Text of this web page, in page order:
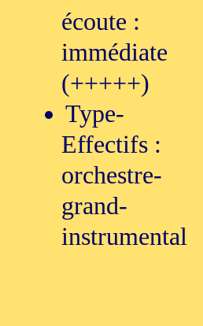
écoute :
immédiate
(+++++)
Type-
Effectifs :
orchestre-
grand-
instrumental